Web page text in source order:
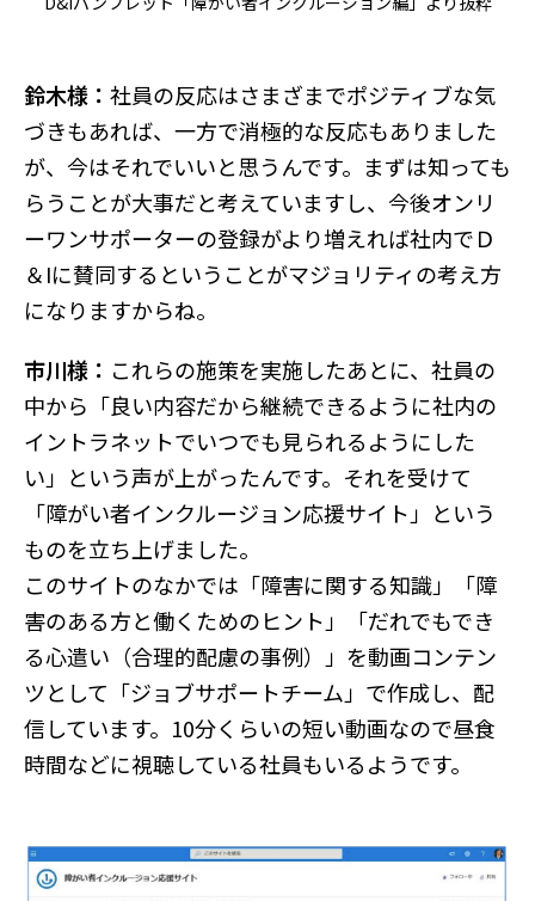
鈴木様： 社員の反応はさまざまでポジティブな気
づきもあれば、一方で消極的な反応もありました
が、今はそれでいいと思うんです。まずは知っても
らうことが大事だと考えていますし、今後オンリ
ーワンサポーターの登録がより増えれば社内でＤ
＆Iに賛同するということがマジョリティの考え方
になりますからね。
市川様： これらの施策を実施したあとに、社員の
中から「良い内容だから継続できるように社内の
イントラネットでいつでも見られるようにした
い」という声が上がったんです。それを受けて
「障がい者インクルージョン応援サイト」という
ものを立ち上げました。
このサイトのなかでは「障害に関する知識」「障
害のある方と働くためのヒント」「だれでもでき
る心遣い（合理的配慮の事例）」を動画コンテン
ツとして「ジョブサポートチーム」で作成し、配
信しています。10分くらいの短い動画なので昼食
時間などに視聴している社員もいるようです。